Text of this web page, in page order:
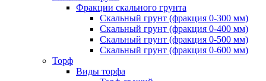
Фракции скального грунта
Скальный грунт (фракция 0-300 мм)
Скальный грунт (фракция 0-400 мм)
Скальный грунт (фракция 0-500 мм)
Скальный грунт (фракция 0-600 мм)
Торф
Виды торфа